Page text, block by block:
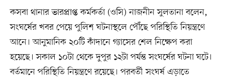
কসবা থানার ভারপ্রাপ্ত কর্মকর্তা (ওসি) নাজনীন সুলতানা বলেন,
সংঘর্ষের খবর পেয়ে পুলিশ ঘটনাস্থলে পৌঁছে পরিস্থিতি নিয়ন্ত্রণে
আনে। আনুমানিক ২০টি কাঁদানে গ্যাসের শেল নিক্ষেপ করা
হয়েছে। সকাল ১০টা থেকে দুপুর ১২টা পর্যন্ত সংঘর্ষের ঘটনা ঘটে।
বর্তমানে পরিস্থিতি নিয়ন্ত্রণে রয়েছে। পরবর্তী সংঘর্ষ এড়াতে